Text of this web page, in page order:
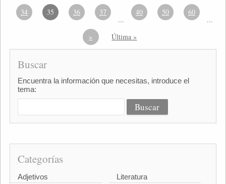
34 35 36 37
...
40 50 60
...
»
Última »
Buscar
Encuentra la información que necesitas, introduce el
tema:
Categorías
Adjetivos
Literatura